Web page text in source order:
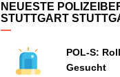
NEUESTE
STUTTGART
POL-S:
Gesucht